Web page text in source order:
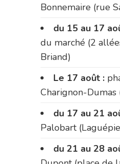
Bonnemaire (rue
du 15 au 17
du marché (2
Briand)
Le 17 août :
Charignon-Dumas
du 17 au 21
Palobart
du 21 au 28